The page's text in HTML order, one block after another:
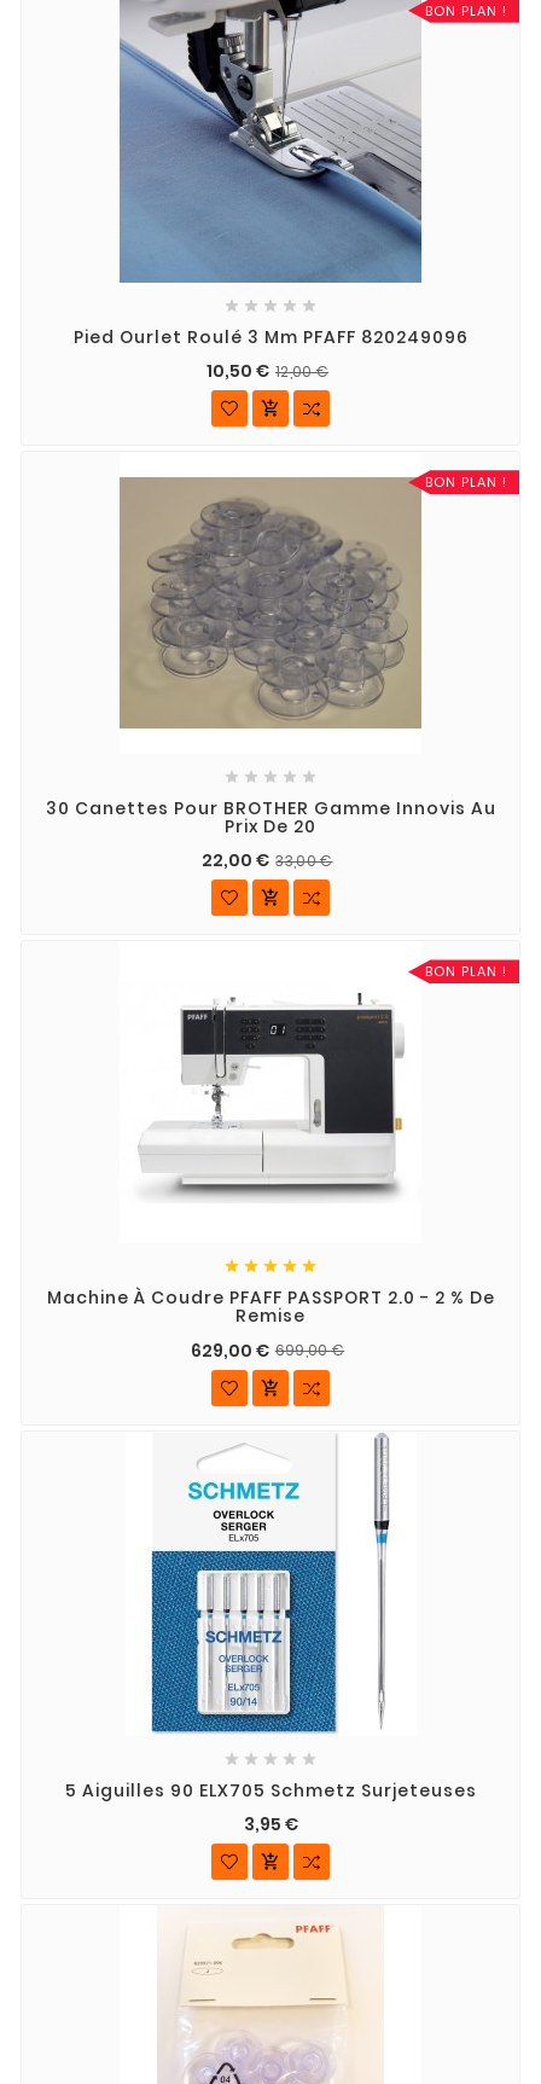
BON PLAN !
    
Pied Ourlet Roulé 3 Mm PFAFF 820249096
10,50 € 12,00 €

BON PLAN !
    
30 Canettes Pour BROTHER Gamme Innovis Au
Prix De 20
22,00 € 33,00 €

BON PLAN !
    
Machine À Coudre PFAFF PASSPORT 2.0 - 2 % De
Remise
629,00 € 699,00 €

    
5 Aiguilles 90 ELX705 Schmetz Surjeteuses
3,95 €
